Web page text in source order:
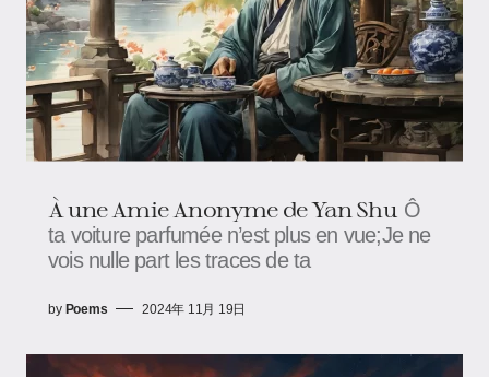
À une Amie Anonyme de Yan Shu Ô
ta voiture parfumée n’est plus en vue;Je ne
vois nulle part les traces de ta
by Poems 2024年 11月 19日